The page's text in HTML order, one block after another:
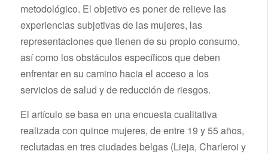
metodológico. El objetivo es poner de relieve las
experiencias subjetivas de las mujeres, las
representaciones que tienen de su propio consumo,
así como los obstáculos específicos que deben
enfrentar en su camino hacia el acceso a los
servicios de salud y de reducción de riesgos.
El artículo se basa en una encuesta cualitativa
realizada con quince mujeres, de entre 19 y 55 años,
reclutadas en tres ciudades belgas (Lieja, Charleroi y